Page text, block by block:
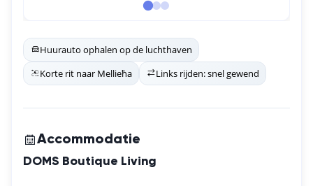
Huurauto ophalen op de luchthaven
Korte rit naar Mellieħa
Links rijden: snel gewend
Accommodatie
DOMS Boutique Living